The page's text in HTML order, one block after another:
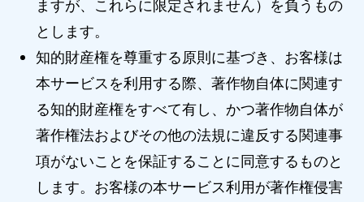
ますが、これらに限定されません）を負うもの
とします。
知的財産権を尊重する原則に基づき、お客様は
本サービスを利用する際、著作物自体に関連す
る知的財産権をすべて有し、かつ著作物自体が
著作権法およびその他の法規に違反する関連事
項がないことを保証することに同意するものと
します。お客様の本サービス利用が著作権侵害